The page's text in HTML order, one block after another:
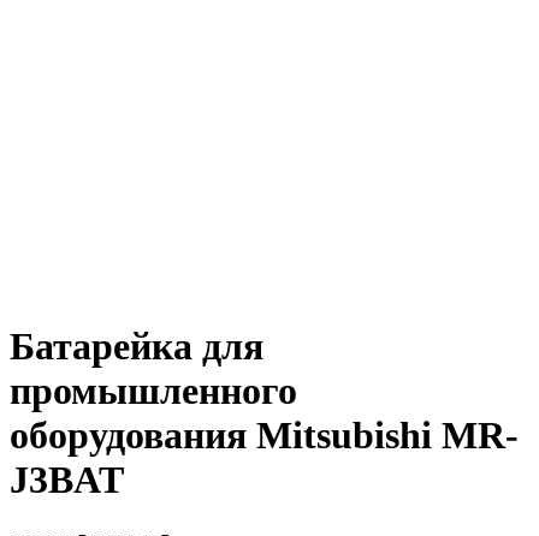
Батарейка для
промышленного
оборудования Mitsubishi MR-
J3BAT